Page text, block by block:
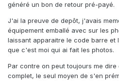
généré un bon de retour pré-payé.
J'ai la preuve de depôt, j'avais
équipement emballé avec sur les
laissant apparaitre le code barre et
que c'est moi qui ai fait les photos.
Par contre on peut toujours me
complet, le seul moyen de s'en